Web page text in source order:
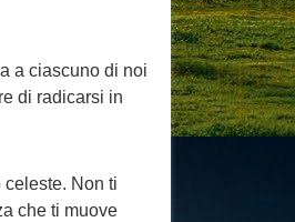
a ciascuno di noi
di radicarsi in
Non ti
che ti muove